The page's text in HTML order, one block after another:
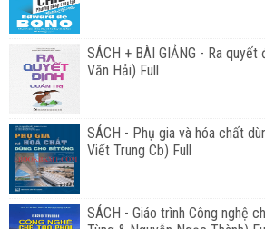
SÁCH + BÀI GIẢNG - Ra
Văn Hải) Full
SÁCH - Phụ gia và hóa chất
Viết Trung Cb) Full
SÁCH - Giáo trình Công nghệ